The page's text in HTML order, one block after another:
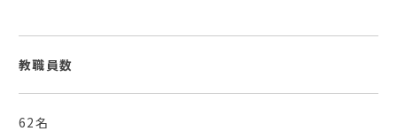
教職員数
62名